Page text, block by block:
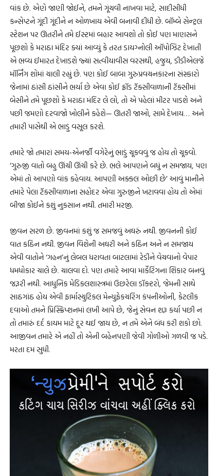
વાંક છે. એણે જાણી જોઈને, તમને ગૂંચવી નાખવા માટે, સાદીસીધી
કન્સેપ્ટને ગૂંદી ગૂંદીને ન ઓળખાય એવી બનાવી દીધી છે. બૉમ્બે સેન્ટ્રલ
સ્ટેશન પર ઊતરીને તમે ઈસ્ટમાં બહાર આવશો તો કોઈ પણ માણસને
પૂછશો કે મરાઠા મંદિર ક્યાં આવ્યું કે તરત ડાયગ્નોલી ઑપોઝિટ દેખાતી
એ ભવ્ય ઈમારત દેખાડશે જ્યાં સત્વીયાવીસ વરસથી, હજુય, ડીડીએલજે
મૉર્નિંગ શોમાં ચાલી રહ્યું છે. પણ કોઈ બાબા ગુરુપ્રવચનકારના સંસ્કારો
જેનામાં ઠાંસી ઠાંસીને ભર્યા છે એવા કોઈ ફ્રૉડ ટૅક્સીવાળાની ટૅક્સીમાં
બેસીને તમે પૂછશો કે મરાઠા મંદિર લે લો, તો એ પહેલાં મીટર પાડશે અને
પછી જમણો દરવાજો ખોલીને કહેશે— ઊતરી જાઓ, સામે દેખાય… અને
તમારી પાસેથી એ ભાડું વસૂલ કરશે.
તમારે જો તમારાં સમય-એનર્જી વગેરેનું ભાડું ચૂકવવું જ હોય તો ચૂકવો.
‘ગુરુજી વાતો બહુ ઊંચી ઊંચી કરે છે. ભલે આપણને બધું ન સમજાય, પણ
એમાં તો આપણો વાંક કહેવાય. આપણી અક્કલ ઓછી છે’ આવું માનીને
તમારે પેલા ટૅક્સીવાળાના સહોદર એવા ગુરુજીને ખટાવવા હોય તો એમાં
બીજા કોઈને કશું નુકસાન નથી. તમારી મરજી.
જીવન સરળ છે. જીવનમાં કશું જ સમજવું અઘરું નથી. જીવનની કોઈ
વાત કઠિન નથી. જીવન વિશેની અઘરી અને કઠિન અને ન સમજાય
એવી વાતોને ‘ગહન’નું લેબલ ધરાવતા બાટલામાં રેડીને વેચવાનો વેપાર
ધમધોકાર ચાલે છે. ચાલવા દો. પણ તમારે આવા માર્કેટિંગના શિકાર બનવું
જરૂરી નથી. આધુનિક મેડિકલશાસ્ત્રમાં ઉછરેલા ડૉક્ટરો, જેમની સાથે
સાઠગાંઠ હોય એવી ફાર્માસ્યુટિકલ મેન્યુફેકચરિંગ કંપનીઓની, કેટલીક
દવાઓ તમને પ્રિસ્ક્રિપ્શનમાં લખી આપે છે, જેનું સેવન શરૂ કર્યા પછી ન
તો તમારું દર્દ કાયમ માટે દૂર થઈ જાય છે, ન તમે એને બંધ કરી શકો છો.
આજીવન તમારે એ નહીં તો એની બહેનપણી જેવી ગોળીઓ ગળવી જ પડે.
મરતા દમ સુધી.